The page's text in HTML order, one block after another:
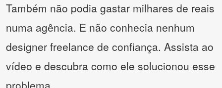
Também não podia gastar milhares de reais
numa agência. E não conhecia nenhum
designer freelance de confiança. Assista ao
vídeo e descubra como ele solucionou esse